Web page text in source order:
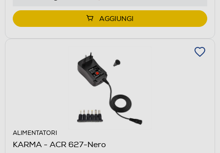
AGGIUNGI
ALIMENTATORI
KARMA - ACR 627-Nero